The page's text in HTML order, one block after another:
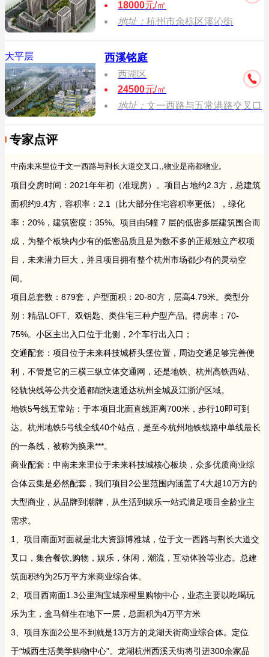
18000元/㎡
地址：杭州市余杭区溪沁街
大平层 西溪铭庭
西湖区
24500元/㎡
地址：文一西路与五常港路交叉口
专家点评
中南未来里位于文一西路与荆长大道交叉口,,物业是南都物业。
项目交房时间：2021年年初（准现房）。项目占地约2.3方，总建筑
面积约9.4方，容积率：2.1（比大部分住宅容积率更低），绿化
率：20%，建筑密度：35%。项目由5幢 7 层的低密多层建筑围合而
成，为整个板块内少有的低密品质且是为数不多的正规独立产权项
目，未来潜力巨大，并且项目拥有整个杭州市场都少有的灵动空
间。
项目总套数：879套，户型面积：20-80方，层高4.79米。类型分
别：精品LOFT、双钥匙、类住宅三种户型产品。得房率：70-
75%。小区主出入口位于北侧，2个车行出入口；
交通配套：项目位于未来科技城桥头堡位置，周边交通足够完善便
利，不管是它的三横三纵立体交通网，还是地铁、杭州高铁西站、
轻轨快线等公共交通都能快速通达杭州全城及江浙沪区域。
地铁5号线五常站：于本项目北面直线距离700米，步行10即可到
达。杭州地铁5号线全线40个站点，是至今杭州地铁线路中单线最长
的一条线，被称为换乘***。
商业配套：中南未来里位于未来科技城核心板块，众多优质商业综
合体云集是必然配套，我们项目2公里范围内涵盖了4大超10万方的
大型商业，从品牌到潮牌，从生活到娱乐一站式满足项目全龄业主
需求。
1、项目南面对面就是北大资源博雅城，位于文一西路与荆长大道交
叉口，集合餐饮,购物，娱乐，休闲，潮流，互动体验等业态。总建
筑面积约为25万平方米商业综合体。
2、项目西南面1.3公里淘宝城亲橙里购物中心，业态主要以吃喝玩
乐为主，盒马鲜生在地下一层，总面积为4万平方米
3、项目东面2公里不到就是13万方的龙湖天街商业综合体。定位
于“城西生活美学购物中心”。龙湖杭州西溪天街将引进300余家品